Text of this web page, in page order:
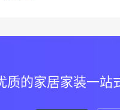
质的家居家装一站